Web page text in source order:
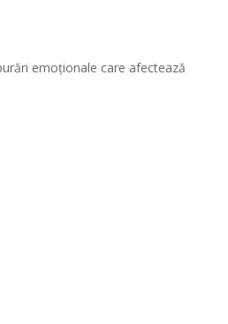
emoționale care afectează